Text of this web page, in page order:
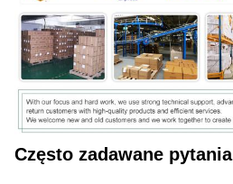
Często zadawane pytania